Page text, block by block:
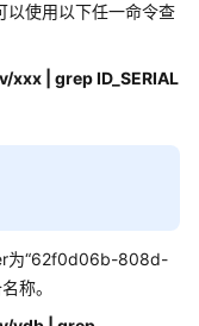
使用以下任一命令查
| grep ID_SERIAL
为“62f0d06b-808d-
称。